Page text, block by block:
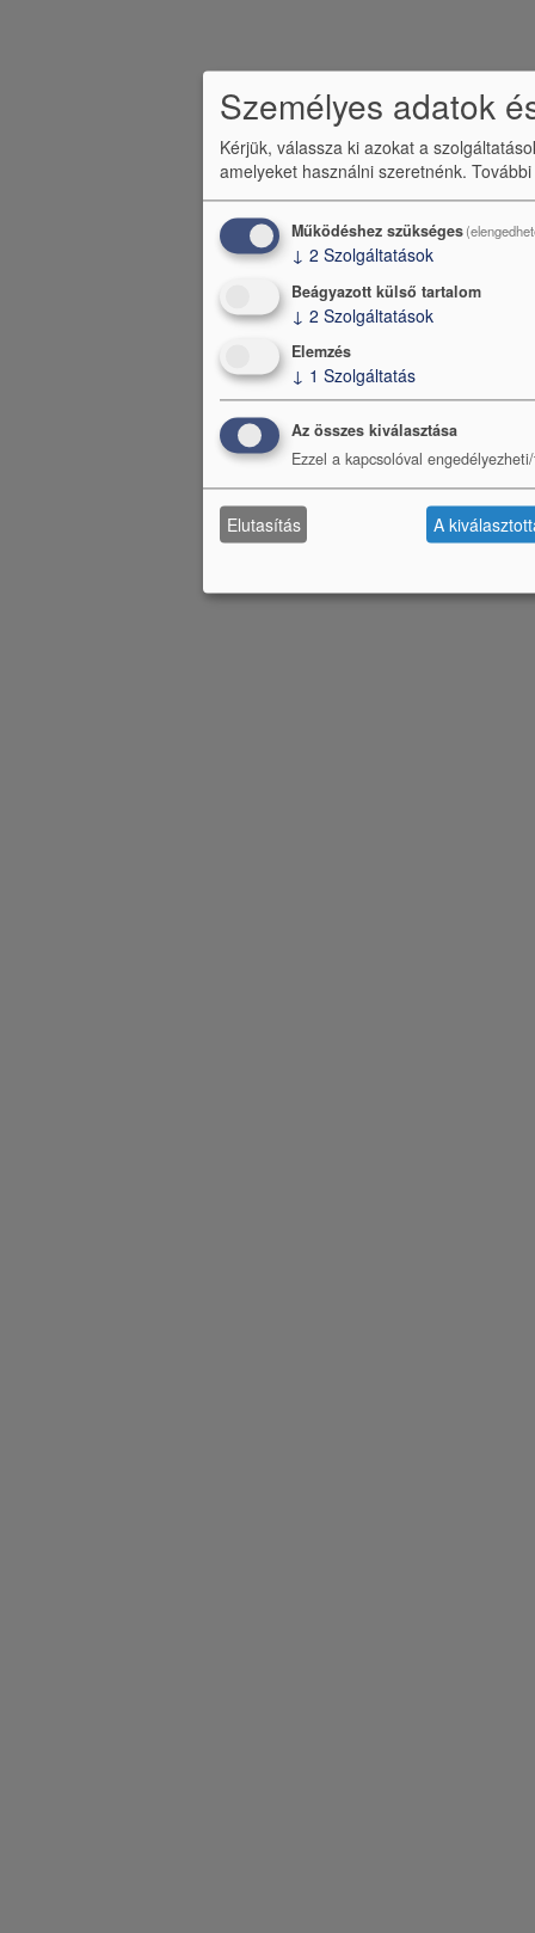
Személyes adatok
Kérjük, válassza ki azokat a
amelyeket használni szeretnénk.
Működéshez szükséges
↓ 2 Szolgáltatások
Beágyazott külső tartalom
↓ 2 Szolgáltatások
Elemzés
↓ 1 Szolgáltatás
Az összes kiválasztása
Ezzel a kapcsolóval
Elutasítás A